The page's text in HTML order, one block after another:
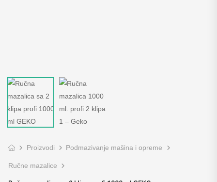
Proizvodi Podmazivanje mašina i opreme
Ručne mazalice